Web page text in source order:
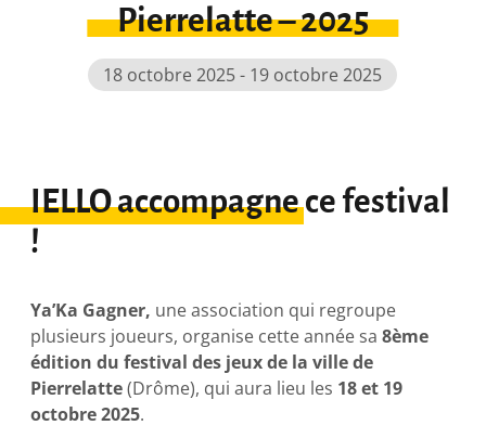
Pierrelatte – 2025
18 octobre 2025 - 19 octobre 2025
IELLO accompagne ce festival
!
Ya’Ka Gagner, une association qui regroupe
plusieurs joueurs, organise cette année sa 8ème
édition du festival des jeux de la ville de
Pierrelatte(Drôme), qui aura lieu les 18 et 19
octobre 2025.